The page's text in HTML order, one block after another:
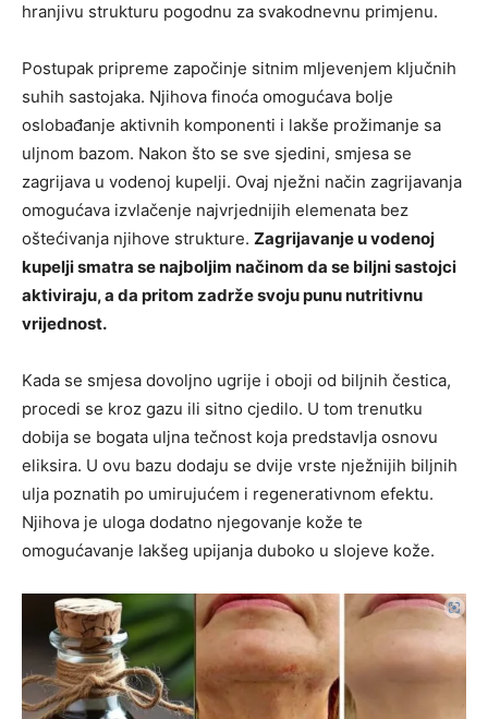
hranjivu strukturu pogodnu za svakodnevnu primjenu.
Postupak pripreme započinje sitnim mljevenjem ključnih
suhih sastojaka. Njihova finoća omogućava bolje
oslobađanje aktivnih komponenti i lakše prožimanje sa
uljnom bazom. Nakon što se sve sjedini, smjesa se
zagrijava u vodenoj kupelji. Ovaj nježni način zagrijavanja
omogućava izvlačenje najvrjednijih elemenata bez
oštećivanja njihove strukture. Zagrijavanje u vodenoj
kupelji smatra se najboljim načinom da se biljni sastojci
aktiviraju, a da pritom zadrže svoju punu nutritivnu
vrijednost.
Kada se smjesa dovoljno ugrije i oboji od biljnih čestica,
procedi se kroz gazu ili sitno cjedilo. U tom trenutku
dobija se bogata uljna tečnost koja predstavlja osnovu
eliksira. U ovu bazu dodaju se dvije vrste nježnijih biljnih
ulja poznatih po umirujućem i regenerativnom efektu.
Njihova je uloga dodatno njegovanje kože te
omogućavanje lakšeg upijanja duboko u slojeve kože.